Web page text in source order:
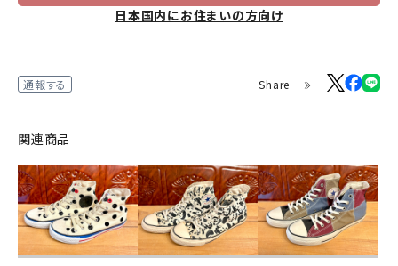
日本国内にお住まいの方向け
通報する Share
関連商品